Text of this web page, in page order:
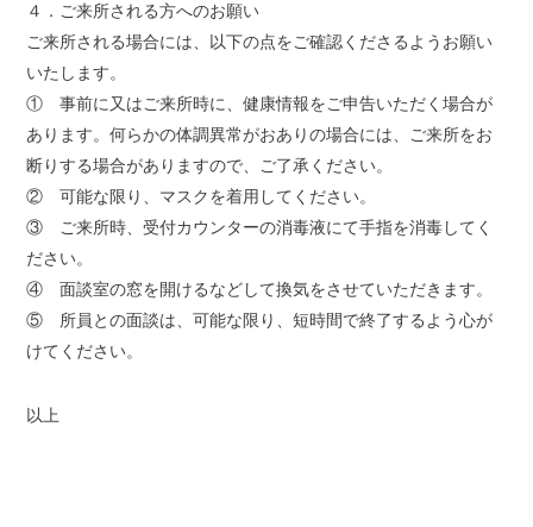
４．ご来所される方へのお願い
ご来所される場合には、以下の点をご確認くださるようお願い
いたします。
① 事前に又はご来所時に、健康情報をご申告いただく場合が
あります。何らかの体調異常がおありの場合には、ご来所をお
断りする場合がありますので、ご了承ください。
② 可能な限り、マスクを着用してください。
③ ご来所時、受付カウンターの消毒液にて手指を消毒してく
ださい。
④ 面談室の窓を開けるなどして換気をさせていただきます。
⑤ 所員との面談は、可能な限り、短時間で終了するよう心が
けてください。
以上